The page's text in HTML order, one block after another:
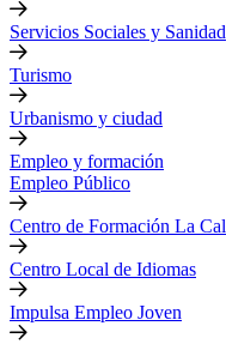
Servicios Sociales y Sanidad
Turismo
Urbanismo y ciudad
Empleo y formación
Empleo Público
Centro de Formación La
Centro Local de Idiomas
Impulsa Empleo Joven